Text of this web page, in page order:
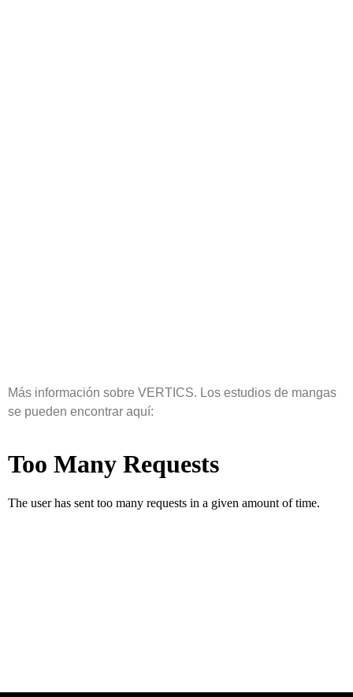
Más información sobre VERTICS. Los estudios de mangas
se pueden encontrar aquí: